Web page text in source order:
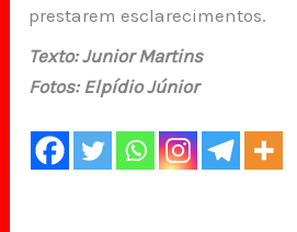
prestarem esclarecimentos.
Texto: Junior Martins
Fotos: Elpídio Júnior